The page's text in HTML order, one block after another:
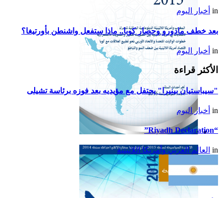
تقرير أمريكا اللاتينية لسنة
2015
in أخبار اليوم
بعد خطف مادورو وحصار كوبا.. ماذا ستفعل واشنطن بأورتيغا؟
in أخبار اليوم
الأكثر قراءة
"سيباستيان بينيرا" يحتفل مع مؤيديه بعد فوزه برئاسة تشيلى
in أخبار اليوم
“Riyadh Declaration”
in العالم العربي وأمريكا اللاتينية